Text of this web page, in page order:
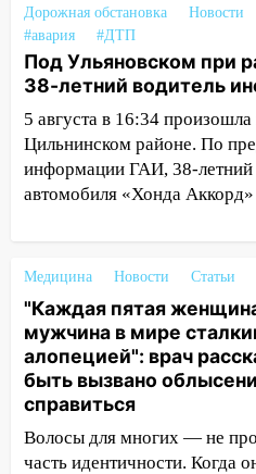
погоды в
выходные 8-9 августа
13:30 В Ульяновске
полицейские
пассажира»
13:20 В Ульяновске
обокрали женщину на
выбросил из машины
гранату: его
12:34 На
надвигается
и шквал до 27 м/с
12:31 Ульяновец
из Европы и потерял
Дорожная обстановка Новости
#авария
#ДТП
Под Ульяновском при
38-летний водитель
5 августа в 16:34
Цильнинском районе. По
информации ГАИ, 38-
автомобиля «Хонда
Медицина Новости Статьи
"Каждая пятая
мужчина в мире
алопецией": врач
быть вызвано
справиться
Волосы для многих — не
часть идентичности. Когда